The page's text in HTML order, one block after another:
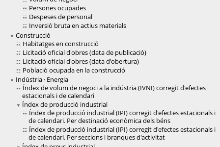
Persones ocupades
Despeses de personal
Inversió bruta en actius materials
Construcció
Habitatges en construcció
Licitació oficial d'obres (data de publicació)
Licitació oficial d'obres (data d'obertura)
Població ocupada en la construcció
Indústria · Energia
Índex de volum de negoci a la indústria (IVNI) corregit d'efectes
estacionals i de calendari
Índex de producció industrial
Índex de producció industrial (IPI) corregit d'efectes estacionals i
de calendari. Per destinació econòmica dels béns
Índex de producció industrial (IPI) corregit d'efectes estacionals i
de calendari. Per seccions i branques d'activitat